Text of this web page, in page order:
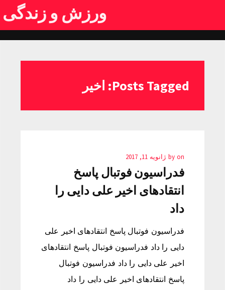
ورزش و زندگی
Posts Tagged: اخیر
by on ژانویه 11, 2017
فدراسیون فوتبال پاسخ
انتقادهای اخیر علی دایی را
داد
فدراسیون فوتبال پاسخ انتقادهای اخیر علی
دایی را داد فدراسیون فوتبال پاسخ انتقادهای
اخیر علی دایی را داد فدراسیون فوتبال
پاسخ انتقادهای اخیر علی دایی را داد